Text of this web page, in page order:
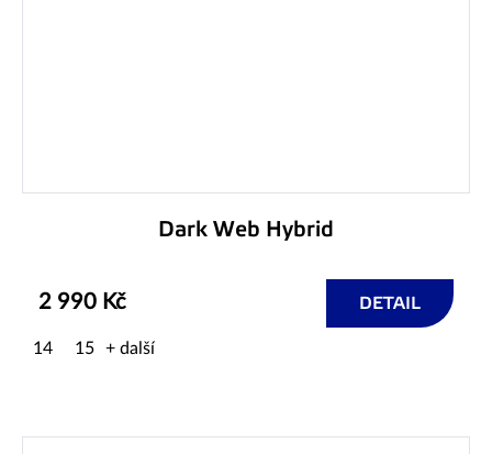
Dark Web Hybrid
2 990 Kč DETAIL
14 15 + další